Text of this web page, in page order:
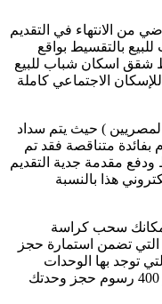
من الانتهاء في التقديم
بالتقسيط بواقع
شقق اسكان شباب للبيع
سكنية للإسكان الاجتماعي كاملة
) حيث يتم سداد
علي أقساط تصل حتي 20 عام بفائدة متناقصة فقد تم
مقدمة جدية التقديم
هذا بالنسبة
سحب كراسة
تضمن استمارة حجز
توجد بها الوحدات
المطروحة مع دفع 150 رسوم الكراسة و 400 رسوم حجز وحدتك